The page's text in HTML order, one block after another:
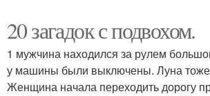
20 загадок с подвохом.
1 мужчина находился за рулем
у машины были выключены. Луна тоже
Женщина начала переходить дорогу